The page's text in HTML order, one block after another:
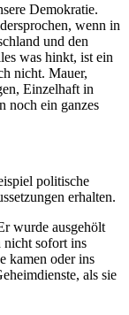
Demokratie.
wenn in
und den
was hinkt, ist ein
nicht. Mauer,
Einzelhaft in
noch ein ganzes
politische
erhalten.
wurde ausgehölt
sofort ins
kamen oder ins
als sie